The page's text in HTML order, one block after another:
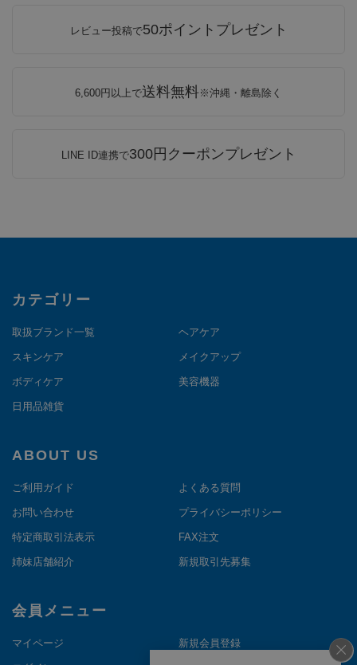
レビュー投稿で50ポイントプレゼント
6,600円以上で送料無料※沖縄・離島除く
LINE ID連携で300円クーポンプレゼント
カテゴリー
取扱ブランド一覧 ヘアケア
スキンケア メイクアップ
ボディケア 美容機器
日用品雑貨
ABOUT US
ご利用ガイド よくある質問
お問い合わせ プライバシーポリシー
特定商取引法表示 FAX注文
姉妹店舗紹介 新規取引先募集
会員メニュー
マイページ 新規会員登録